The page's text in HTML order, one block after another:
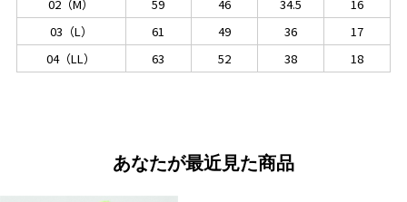
02（M）
59 46 34.5
16
03（L）
61 49 36
17
04（LL）
63 52 38 18
あなたが最近見た商品